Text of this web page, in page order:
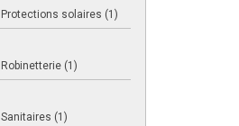
Protections solaires (1)
Robinetterie (1)
Sanitaires (1)